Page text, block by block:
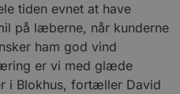
tiden evnet at have
på læberne, når kunderne
ham god vind
er vi med glæde
i Blokhus, fortæller David